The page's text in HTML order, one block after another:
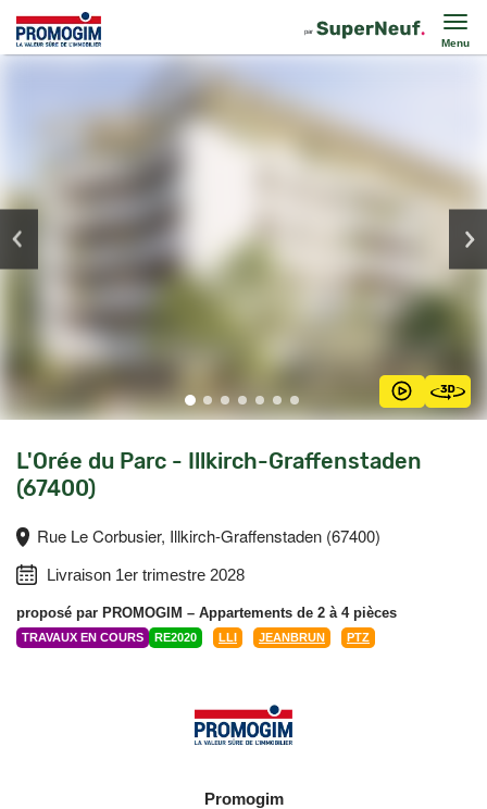
Menu
L'Orée du Parc - Illkirch-Graffenstaden
(67400)
Rue Le Corbusier, Illkirch-Graffenstaden (67400)
Livraison 1er trimestre 2028
proposé par PROMOGIM – Appartements de 2 à 4 pièces
TRAVAUX EN COURS RE2020 LLI JEANBRUN PTZ
Promogim